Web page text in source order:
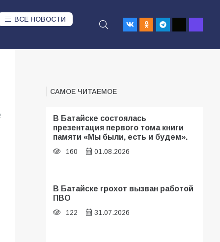
ВСЕ НОВОСТИ
САМОЕ ЧИТАЕМОЕ
В Батайске состоялась
презентация первого тома книги
памяти «Мы были, есть и будем».
160 01.08.2026
В Батайске грохот вызван работой
ПВО
122 31.07.2026